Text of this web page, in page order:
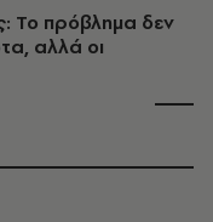
Το πρόβλημα δεν
αλλά οι